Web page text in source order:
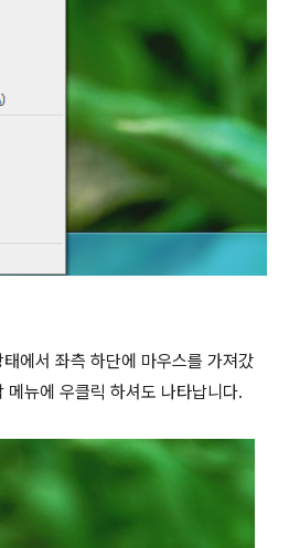
에서 좌측 하단에 마우스를 가져갔
메뉴에 우클릭 하셔도 나타납니다.